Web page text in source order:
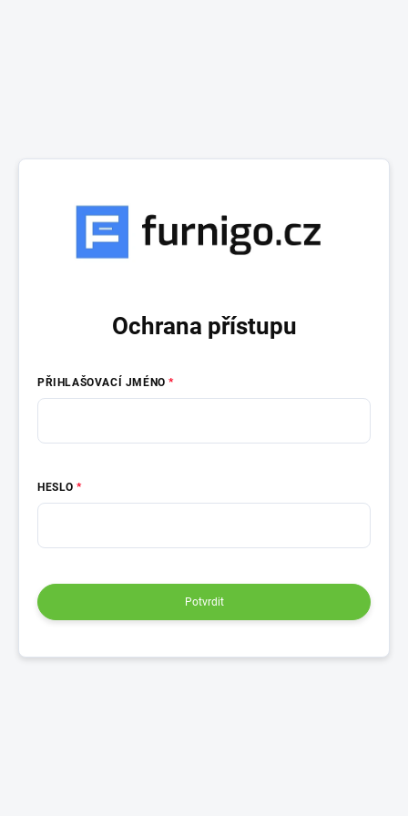
Ochrana přístupu
PŘIHLAŠOVACÍ JMÉNO
HESLO
Potvrdit